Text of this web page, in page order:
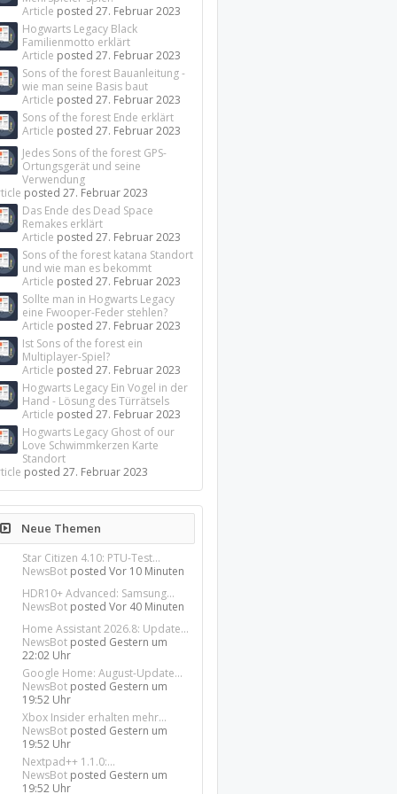
Article posted27. Februar 2023
Hogwarts Legacy Black
Familienmotto erklärt
Article posted27. Februar 2023
Sons of the forest Bauanleitung -
wie man seine Basis baut
Article posted27. Februar 2023
Sons of the forest Ende erklärt
Article posted27. Februar 2023
Jedes Sons of the forest GPS-
Ortungsgerät und seine
Verwendung
posted27. Februar 2023
Das Ende des Dead Space
Remakes erklärt
Article posted27. Februar 2023
Sons of the forest katana Standort
und wie man es bekommt
Article posted27. Februar 2023
Sollte man in Hogwarts Legacy
eine Fwooper-Feder stehlen?
Article posted27. Februar 2023
Ist Sons of the forest ein
Multiplayer-Spiel?
Article posted27. Februar 2023
Hogwarts Legacy Ein Vogel in der
Hand - Lösung des Türrätsels
Article posted27. Februar 2023
Hogwarts Legacy Ghost of our
Love Schwimmkerzen Karte
Standort
posted27. Februar 2023
Neue Themen
Star Citizen 4.10: PTU-Test...
NewsBot postedVor 10 Minuten
HDR10+ Advanced: Samsung...
NewsBot postedVor 40 Minuten
Home Assistant 2026.8: Update...
NewsBot posted Gestern um
22:02 Uhr
Google Home: August-Update...
NewsBot posted Gestern um
19:52 Uhr
Xbox Insider erhalten mehr...
NewsBot posted Gestern um
19:52 Uhr
Nextpad++ 1.1.0:...
NewsBot posted Gestern um
19:52 Uhr